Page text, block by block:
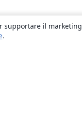
supportare il
.